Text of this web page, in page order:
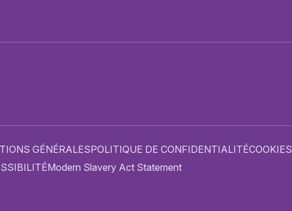
GÉNÉRALESPOLITIQUE DE CONFIDENTIALITÉCOOKIES
Modern Slavery Act Statement